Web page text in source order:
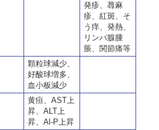
発疹、蕁麻
疹、紅斑、そ
う痒、発熱、
リンパ腺腫
脹、関節痛等
顆粒球減少、
好酸球増多、
血小板減少
黄疸、AST上
昇、ALT上
昇、Al-P上昇